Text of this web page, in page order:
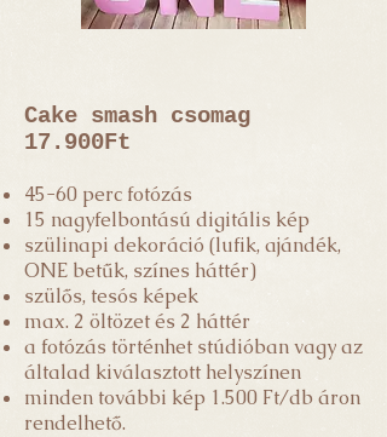
Cake smash csomag
17.900Ft
45-60 perc fotózás
15 nagyfelbontású digitális kép
szülinapi dekoráció (lufik, ajándék,
ONE betűk, színes háttér)
szülős, tesós képek
max. 2 öltözet és 2 háttér
a fotózás történhet stúdióban vagy az
általad kiválasztott helyszínen
minden további kép 1.500 Ft/db áron
rendelhető.